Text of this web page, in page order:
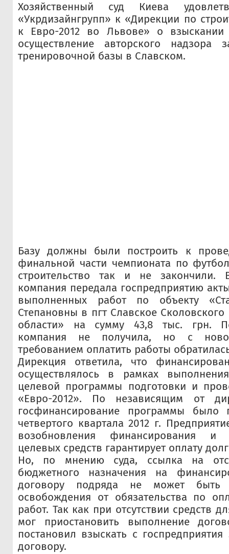
Хозяйственный суд Киева
«Укрдизайнгрупп» к «Дирекции по
к Евро-2012 во Львове» о
осуществление авторского надзора
тренировочной базы в Славском.
Базу должны были построить к
финальной части чемпионата по
строительство так и не закончили.
компания передала госпредприятию
выполненных работ по объекту
Степановны в пгт Славское
области» на сумму 43,8 тыс. грн.
компания не получила, но с
требованием оплатить работы
Дирекция ответила, что
осуществлялось в рамках выполнения
целевой программы подготовки и
«Евро-2012». По независящим от
госфинансирование программы было
четвертого квартала 2012 г.
возобновления финансирования и
целевых средств гарантирует оплату
Но, по мнению суда, ссылка на
бюджетного назначения на
договору подряда не может быть
освобождения от обязательства по
работ. Так как при отсутствии средств
мог приостановить выполнение
постановил взыскать с
договору.